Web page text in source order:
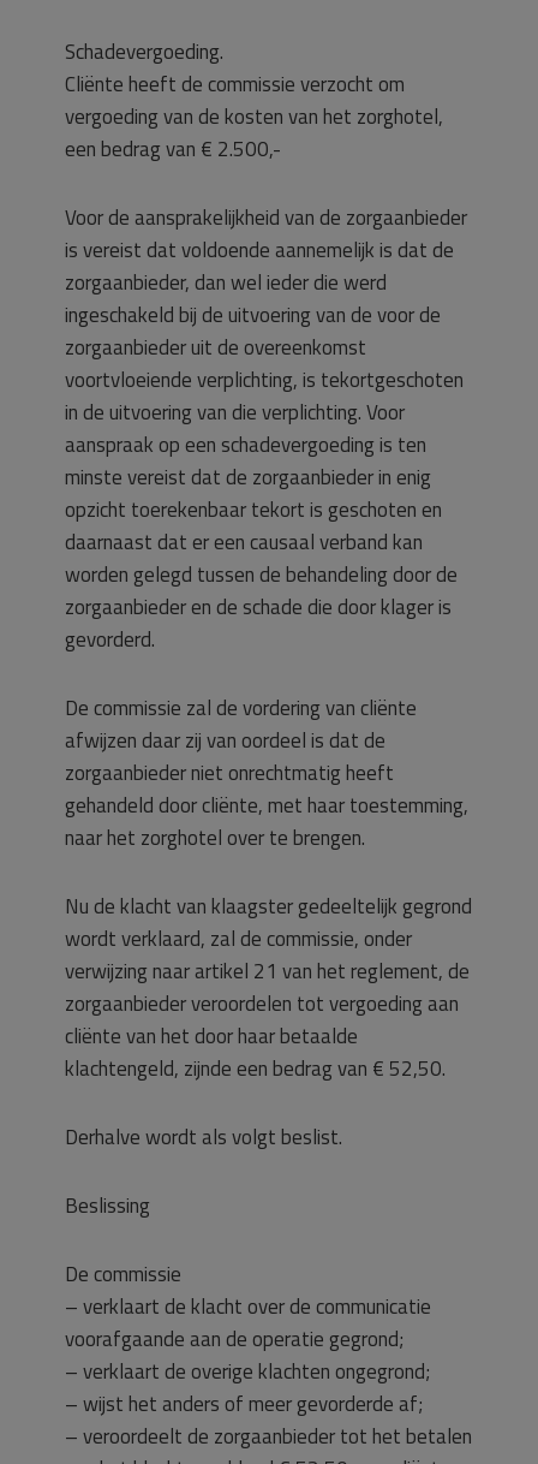
Schadevergoeding.
Cliënte heeft de commissie verzocht om
vergoeding van de kosten van het zorghotel,
een bedrag van € 2.500,-
Voor de aansprakelijkheid van de zorgaanbieder
is vereist dat voldoende aannemelijk is dat de
zorgaanbieder, dan wel ieder die werd
ingeschakeld bij de uitvoering van de voor de
zorgaanbieder uit de overeenkomst
voortvloeiende verplichting, is tekortgeschoten
in de uitvoering van die verplichting. Voor
aanspraak op een schadevergoeding is ten
minste vereist dat de zorgaanbieder in enig
opzicht toerekenbaar tekort is geschoten en
daarnaast dat er een causaal verband kan
worden gelegd tussen de behandeling door de
zorgaanbieder en de schade die door klager is
gevorderd.
De commissie zal de vordering van cliënte
afwijzen daar zij van oordeel is dat de
zorgaanbieder niet onrechtmatig heeft
gehandeld door cliënte, met haar toestemming,
naar het zorghotel over te brengen.
Nu de klacht van klaagster gedeeltelijk gegrond
wordt verklaard, zal de commissie, onder
verwijzing naar artikel 21 van het reglement, de
zorgaanbieder veroordelen tot vergoeding aan
cliënte van het door haar betaalde
klachtengeld, zijnde een bedrag van € 52,50.
Derhalve wordt als volgt beslist.
Beslissing
De commissie
– verklaart de klacht over de communicatie
voorafgaande aan de operatie gegrond;
– verklaart de overige klachten ongegrond;
– wijst het anders of meer gevorderde af;
– veroordeelt de zorgaanbieder tot het betalen